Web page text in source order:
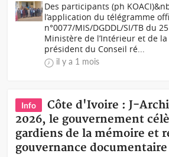
Des participants (ph
l’application du télégramme
n°0077/MIS/DGDDL/SI/TB du
Ministère de l’Intérieur et de
président du Conseil ré...
il y a 1 mois
Info
Côte d'Ivoire : J-
2026, le gouvernement
gardiens de la mémoire et
gouvernance documentaire